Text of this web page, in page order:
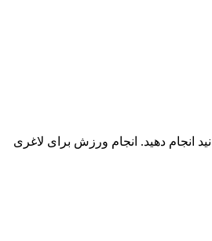
انجام دهید. انجام ورزش برای لاغری